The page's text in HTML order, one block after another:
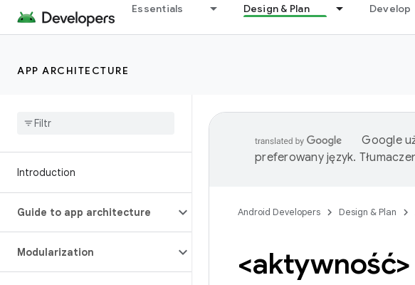
Essentials Design & Plan Develop
APP ARCHITECTURE
Introduction
Guide to app architecture
Modularization
Google
preferowany język.
Android Developers Design & Plan
<aktywność>